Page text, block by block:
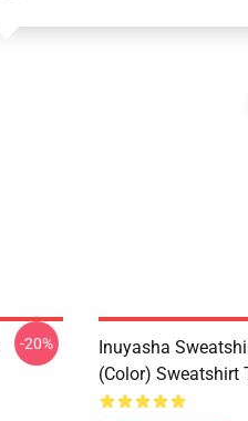
-20%
Inuyasha
(color) Sweatshirt